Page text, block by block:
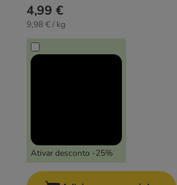
4,99 €
9,98 € / kg
Ativar desconto -25%